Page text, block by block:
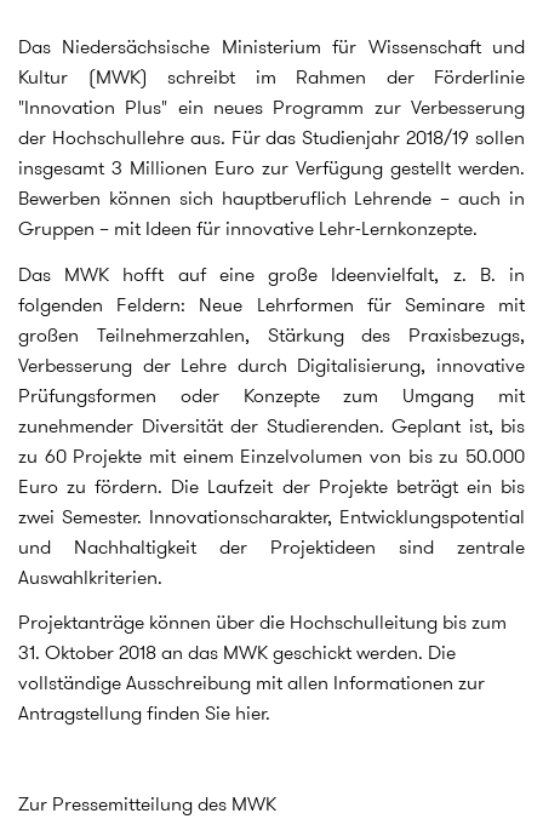
Das Niedersächsische Ministerium für Wissenschaft und
Kultur (MWK) schreibt im Rahmen der Förderlinie
"Innovation Plus" ein neues Programm zur Verbesserung
der Hochschullehre aus. Für das Studienjahr 2018/19 sollen
insgesamt 3 Millionen Euro zur Verfügung gestellt werden.
Bewerben können sich hauptberuflich Lehrende – auch in
Gruppen – mit Ideen für innovative Lehr-Lernkonzepte.
Das MWK hofft auf eine große Ideenvielfalt, z. B. in
folgenden Feldern: Neue Lehrformen für Seminare mit
großen Teilnehmerzahlen, Stärkung des Praxisbezugs,
Verbesserung der Lehre durch Digitalisierung, innovative
Prüfungsformen oder Konzepte zum Umgang mit
zunehmender Diversität der Studierenden. Geplant ist, bis
zu 60 Projekte mit einem Einzelvolumen von bis zu 50.000
Euro zu fördern. Die Laufzeit der Projekte beträgt ein bis
zwei Semester. Innovationscharakter, Entwicklungspotential
und Nachhaltigkeit der Projektideen sind zentrale
Auswahlkriterien.
Projektanträge können über die Hochschulleitung bis zum
31. Oktober 2018 an das MWK geschickt werden. Die
vollständige Ausschreibung mit allen Informationen zur
Antragstellung finden Sie hier.
Zur Pressemitteilung des MWK